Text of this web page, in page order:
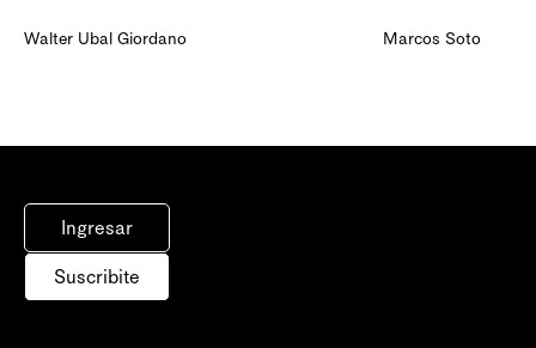
Walter Ubal Giordano Marcos Soto
Ingresar
Suscribite